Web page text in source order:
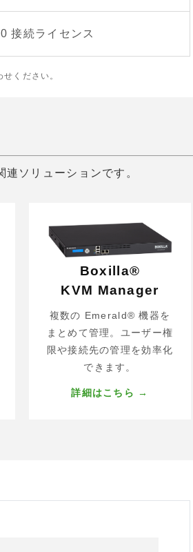
接続ライセンス
ください。
ソリューションです。
Boxilla®
KVM Manager
複数の Emerald® 機器を
まとめて管理。ユーザー権
限や接続先の管理を効率化
できます。
詳細はこちら →